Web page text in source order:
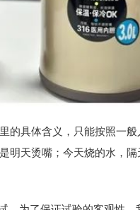
的具体含义，只能按照一
明天烫嘴；今天烧的水，